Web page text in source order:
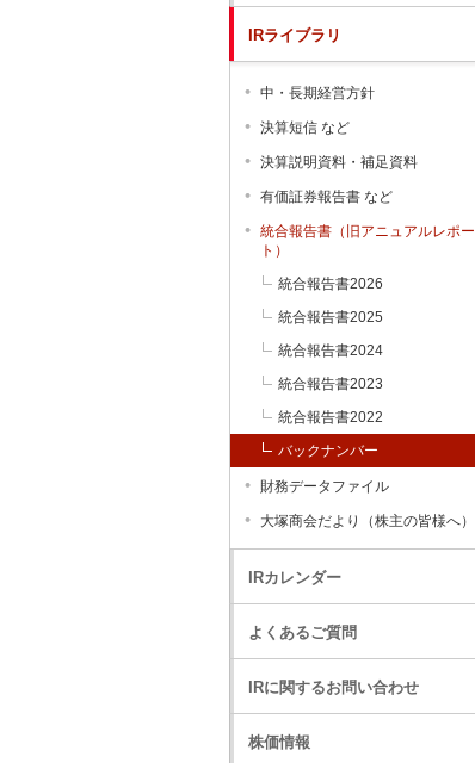
IRライブラリ
中・長期経営方針
決算短信 など
決算説明資料・補足資料
有価証券報告書 など
統合報告書（旧アニュアルレポー
ト）
統合報告書2026
統合報告書2025
統合報告書2024
統合報告書2023
統合報告書2022
バックナンバー
財務データファイル
大塚商会だより（株主の皆様へ）
IRカレンダー
よくあるご質問
IRに関するお問い合わせ
株価情報